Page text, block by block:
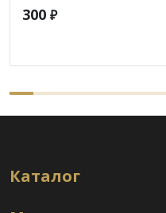
300 ₽
Каталог